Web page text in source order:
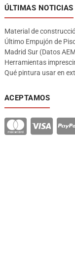
ÚLTIMAS NOTICIAS
Material de
Último Empujón de
Madrid Sur (Datos
Herramientas
Qué pintura usar en
ACEPTAMOS